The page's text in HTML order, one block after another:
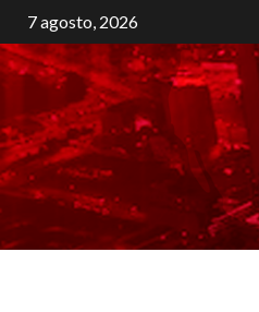
7 agosto, 2026